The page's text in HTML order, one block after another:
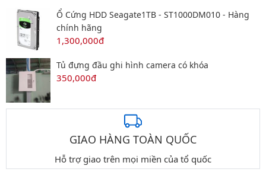
Ổ Cứng HDD Seagate1TB - ST1000DM010 - Hàng
chính hãng
1,300,000đ
Tủ đựng đầu ghi hình camera có khóa
350,000đ
GIAO HÀNG TOÀN QUỐC
Hỗ trợ giao trên mọi miền của tổ quốc